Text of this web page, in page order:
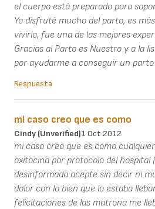
el cuerpo está preparado para
Yo disfruté mucho del parto, es
vivirlo, fue una de las mejores
Gracias al Parto es Nuestro y a la
por ayudarme a conseguir un
Respuesta
mi caso creo que es como
Cindy (unverified)1 Oct 2012
mi caso creo que es como
oxitocina por protocolo del hospital
desinformada acepte sin decir ni
dolor con lo bien que lo estaba
felicitaciones de las matrona me